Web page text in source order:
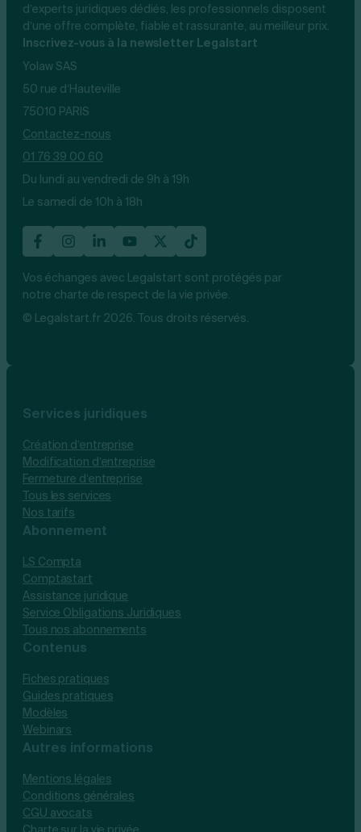
d’experts juridiques dédiés, les professionnels disposent
d’une offre complète, fiable et rassurante, au meilleur prix.
Inscrivez-vous à la newsletter Legalstart
Yolaw SAS
50 rue d’Hauteville
75010 PARIS
Contactez-nous
01 76 39 00 60
Du lundi au vendredi de 9h à 19h
Le samedi de 10h à 18h
Vos échanges avec Legalstart sont protégés par
notre charte de respect de la vie privée.
© Legalstart.fr 2026. Tous droits réservés.
Services juridiques
Création d’entreprise
Modification d’entreprise
Fermeture d’entreprise
Tous les services
Nos tarifs
Abonnement
LS Compta
Comptastart
Assistance juridique
Service Obligations Juridiques
Tous nos abonnements
Contenus
Fiches pratiques
Guides pratiques
Modèles
Webinars
Autres informations
Mentions légales
Conditions générales
CGU avocats